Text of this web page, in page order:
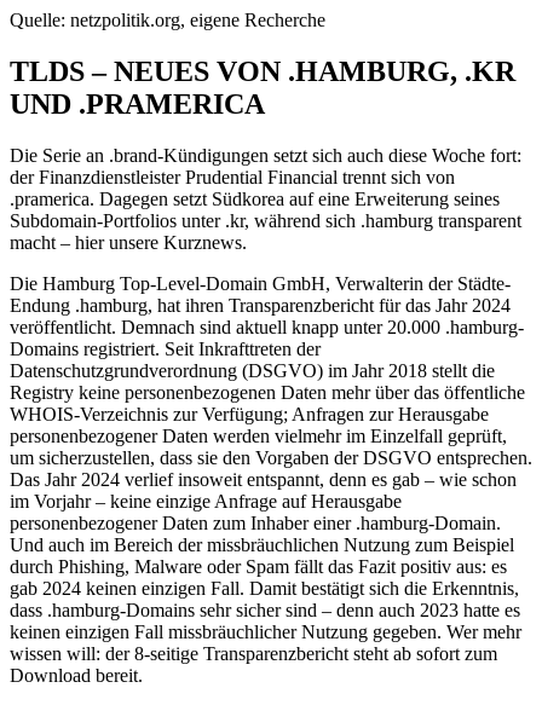
Quelle: netzpolitik.org, eigene Recherche
TLDS – NEUES VON .HAMBURG, .KR
UND .PRAMERICA
Die Serie an .brand-Kündigungen setzt sich auch diese Woche fort:
der Finanzdienstleister Prudential Financial trennt sich von
.pramerica. Dagegen setzt Südkorea auf eine Erweiterung seines
Subdomain-Portfolios unter .kr, während sich .hamburg transparent
macht – hier unsere Kurznews.
Die Hamburg Top-Level-Domain GmbH, Verwalterin der Städte-
Endung .hamburg, hat ihren Transparenzbericht für das Jahr 2024
veröffentlicht. Demnach sind aktuell knapp unter 20.000 .hamburg-
Domains registriert. Seit Inkrafttreten der
Datenschutzgrundverordnung (DSGVO) im Jahr 2018 stellt die
Registry keine personenbezogenen Daten mehr über das öffentliche
WHOIS-Verzeichnis zur Verfügung; Anfragen zur Herausgabe
personenbezogener Daten werden vielmehr im Einzelfall geprüft,
um sicherzustellen, dass sie den Vorgaben der DSGVO entsprechen.
Das Jahr 2024 verlief insoweit entspannt, denn es gab – wie schon
im Vorjahr – keine einzige Anfrage auf Herausgabe
personenbezogener Daten zum Inhaber einer .hamburg-Domain.
Und auch im Bereich der missbräuchlichen Nutzung zum Beispiel
durch Phishing, Malware oder Spam fällt das Fazit positiv aus: es
gab 2024 keinen einzigen Fall. Damit bestätigt sich die Erkenntnis,
dass .hamburg-Domains sehr sicher sind – denn auch 2023 hatte es
keinen einzigen Fall missbräuchlicher Nutzung gegeben. Wer mehr
wissen will: der 8-seitige Transparenzbericht steht ab sofort zum
Download bereit.